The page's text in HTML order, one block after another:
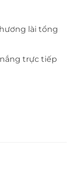
lài tổng
trực tiếp